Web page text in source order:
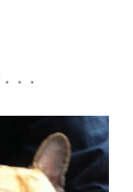
・・